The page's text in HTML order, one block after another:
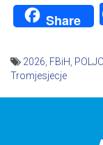
Share
2026 FBiH
Tromjesjecje